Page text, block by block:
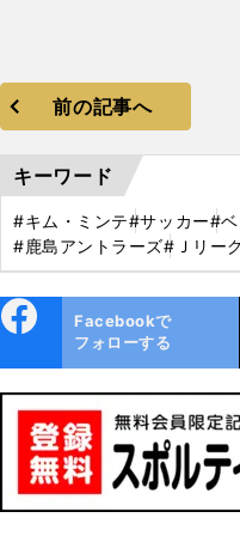
前の記事へ
キーワード
#キム・ミンテ#サッカー#
#鹿島アントラーズ#Ｊリー
ok
Facebookで
フォローする